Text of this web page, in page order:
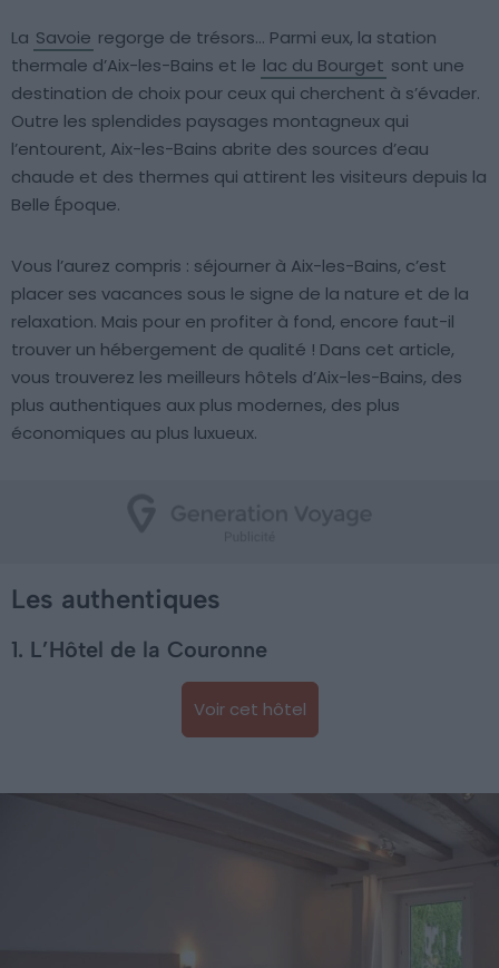
La Savoie regorge de trésors… Parmi eux, la station
thermale d’Aix-les-Bains et le lac du Bourget sont une
destination de choix pour ceux qui cherchent à s’évader.
Outre les splendides paysages montagneux qui
l’entourent, Aix-les-Bains abrite des sources d’eau
chaude et des thermes qui attirent les visiteurs depuis la
Belle Époque.
Vous l’aurez compris : séjourner à Aix-les-Bains, c’est
placer ses vacances sous le signe de la nature et de la
relaxation. Mais pour en profiter à fond, encore faut-il
trouver un hébergement de qualité ! Dans cet article,
vous trouverez les meilleurs hôtels d’Aix-les-Bains, des
plus authentiques aux plus modernes, des plus
économiques au plus luxueux.
Les authentiques
1. L’Hôtel de la Couronne
Voir cet hôtel